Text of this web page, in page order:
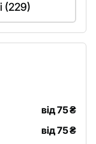
(229)
від 75₴
від 75₴